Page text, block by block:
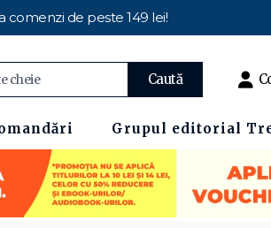
comenzi de peste 149 lei!
Caută
Grupul editorial